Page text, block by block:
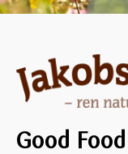
Good